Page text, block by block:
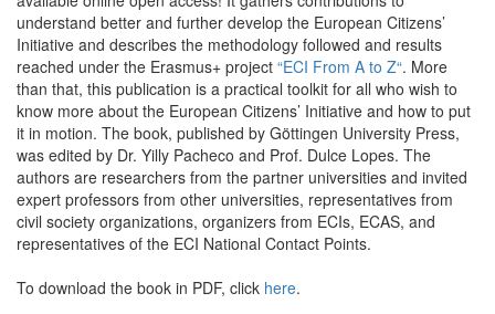
understand better and further develop the European Citizens’
Initiative and describes the methodology followed and results
reached under the Erasmus+ project “ECI From A to Z“. More
than that, this publication is a practical toolkit for all who wish to
know more about the European Citizens’ Initiative and how to put
it in motion. The book, published by Göttingen University Press,
was edited by Dr. Yilly Pacheco and Prof. Dulce Lopes. The
authors are researchers from the partner universities and invited
expert professors from other universities, representatives from
civil society organizations, organizers from ECIs, ECAS, and
representatives of the ECI National Contact Points.
To download the book in PDF, click here.